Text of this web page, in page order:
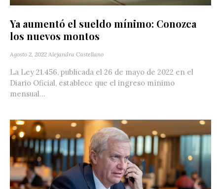
Ya aumentó el sueldo mínimo: Conozca
los nuevos montos
Agosto 2, 2022 Alejandra Castellano
La Ley 21.456, publicada el 26 de mayo de 2022 en el
Diario Oficial, establece que el ingreso mínimo
mensual...